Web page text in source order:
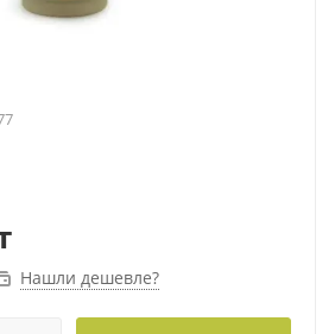
Нашли дешевле?